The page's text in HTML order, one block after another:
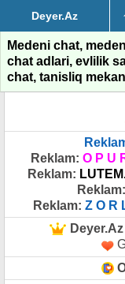
Deyer.Az
Medeni chat,
chat adlari, evlilik
chat, tanisliq
Reklam: O P U
Reklam:
Reklam:
Reklam: Z O R